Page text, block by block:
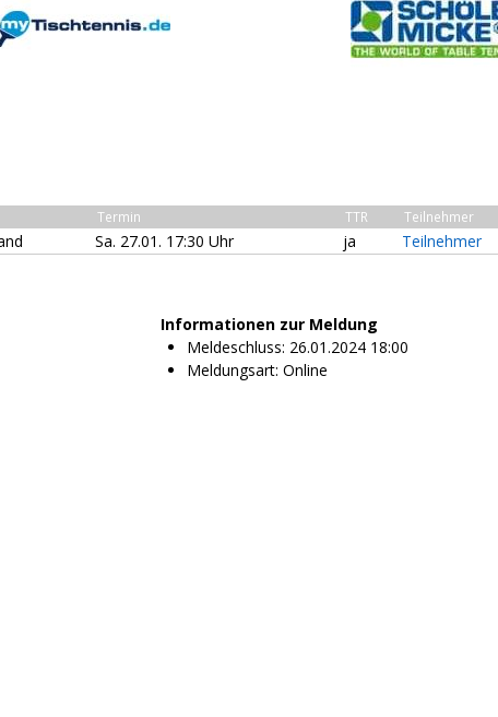
Termin TTR Teilnehmer
Sa. 27.01. 17:30 Uhr ja Teilnehmer
Informationen zur Meldung
Meldeschluss: 26.01.2024 18:00
Meldungsart: Online